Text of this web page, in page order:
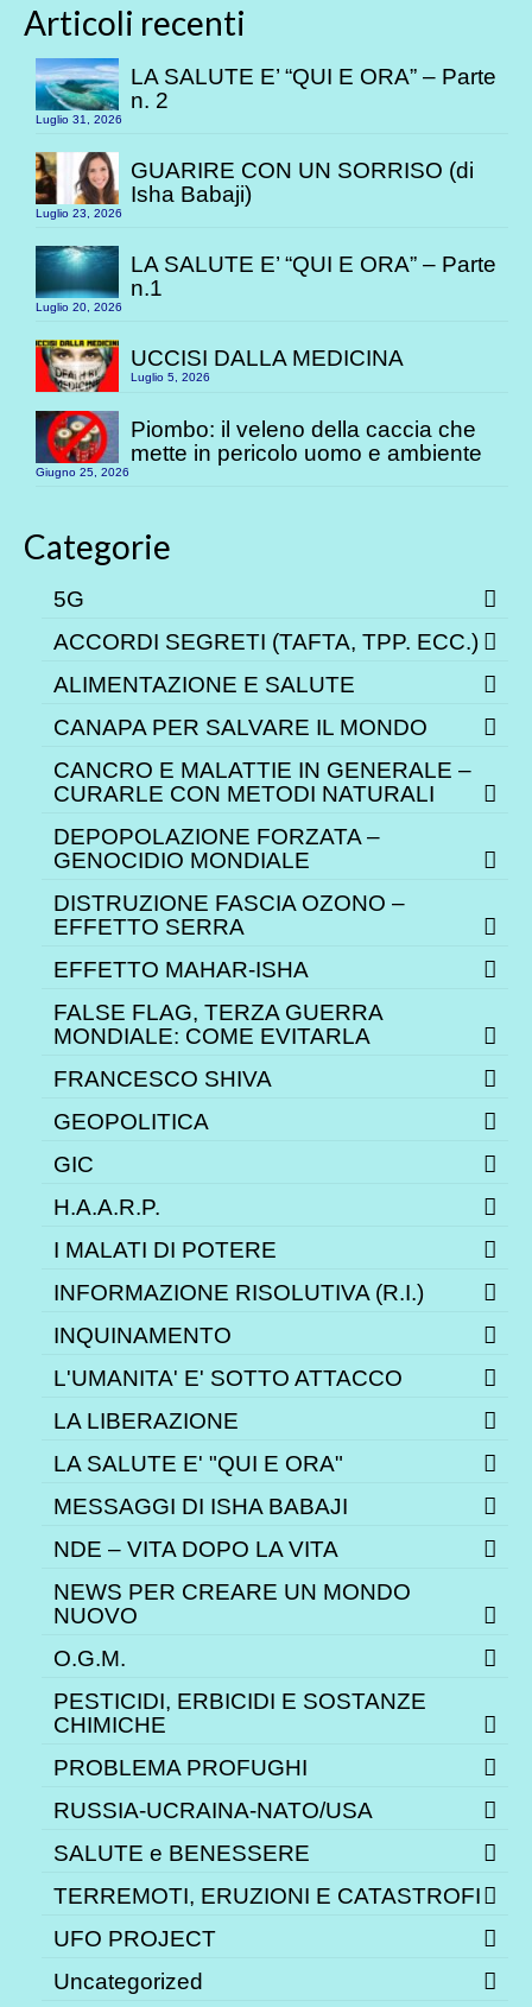
Articoli recenti
LA SALUTE E’ “QUI E ORA” – Parte
n. 2
Luglio 31, 2026
GUARIRE CON UN SORRISO (di
Isha Babaji)
Luglio 23, 2026
LA SALUTE E’ “QUI E ORA” – Parte
n.1
Luglio 20, 2026
UCCISI DALLA MEDICINA
Luglio 5, 2026
Piombo: il veleno della caccia che
mette in pericolo uomo e ambiente
Giugno 25, 2026
Categorie
5G
ACCORDI SEGRETI (TAFTA, TPP. ECC.)
ALIMENTAZIONE E SALUTE
CANAPA PER SALVARE IL MONDO
CANCRO E MALATTIE IN GENERALE –
CURARLE CON METODI NATURALI
DEPOPOLAZIONE FORZATA –
GENOCIDIO MONDIALE
DISTRUZIONE FASCIA OZONO –
EFFETTO SERRA
EFFETTO MAHAR-ISHA
FALSE FLAG, TERZA GUERRA
MONDIALE: COME EVITARLA
FRANCESCO SHIVA
GEOPOLITICA
GIC
H.A.A.R.P.
I MALATI DI POTERE
INFORMAZIONE RISOLUTIVA (R.I.)
INQUINAMENTO
L'UMANITA' E' SOTTO ATTACCO
LA LIBERAZIONE
LA SALUTE E' "QUI E ORA"
MESSAGGI DI ISHA BABAJI
NDE – VITA DOPO LA VITA
NEWS PER CREARE UN MONDO
NUOVO
O.G.M.
PESTICIDI, ERBICIDI E SOSTANZE
CHIMICHE
PROBLEMA PROFUGHI
RUSSIA-UCRAINA-NATO/USA
SALUTE e BENESSERE
TERREMOTI, ERUZIONI E CATASTROFI
UFO PROJECT
Uncategorized